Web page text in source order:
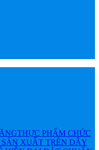
THỰC PHẨM CHỨC
XUẤT TRÊN DÂY